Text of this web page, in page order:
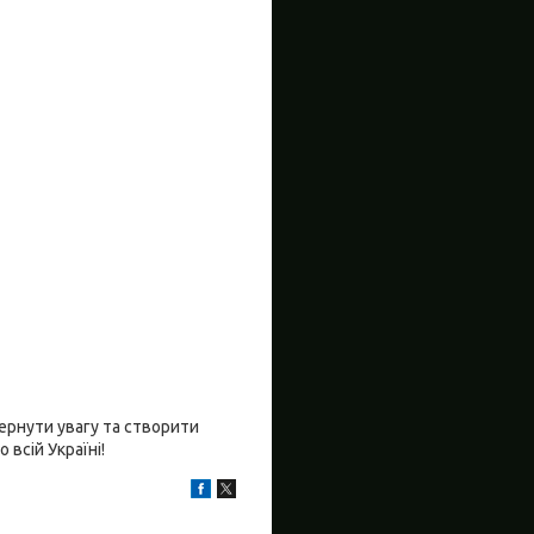
увагу та створити
Україні!